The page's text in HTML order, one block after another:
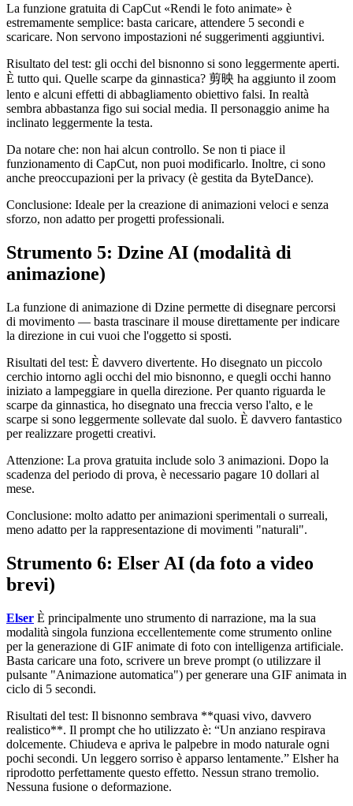
La funzione gratuita di CapCut «Rendi le foto animate» è
estremamente semplice: basta caricare, attendere 5 secondi e
scaricare. Non servono impostazioni né suggerimenti aggiuntivi.
Risultato del test: gli occhi del bisnonno si sono leggermente aperti.
È tutto qui. Quelle scarpe da ginnastica? 剪映 ha aggiunto il zoom
lento e alcuni effetti di abbagliamento obiettivo falsi. In realtà
sembra abbastanza figo sui social media. Il personaggio anime ha
inclinato leggermente la testa.
Da notare che: non hai alcun controllo. Se non ti piace il
funzionamento di CapCut, non puoi modificarlo. Inoltre, ci sono
anche preoccupazioni per la privacy (è gestita da ByteDance).
Conclusione: Ideale per la creazione di animazioni veloci e senza
sforzo, non adatto per progetti professionali.
Strumento 5: Dzine AI (modalità di
animazione)
La funzione di animazione di Dzine permette di disegnare percorsi
di movimento — basta trascinare il mouse direttamente per indicare
la direzione in cui vuoi che l'oggetto si sposti.
Risultati del test: È davvero divertente. Ho disegnato un piccolo
cerchio intorno agli occhi del mio bisnonno, e quegli occhi hanno
iniziato a lampeggiare in quella direzione. Per quanto riguarda le
scarpe da ginnastica, ho disegnato una freccia verso l'alto, e le
scarpe si sono leggermente sollevate dal suolo. È davvero fantastico
per realizzare progetti creativi.
Attenzione: La prova gratuita include solo 3 animazioni. Dopo la
scadenza del periodo di prova, è necessario pagare 10 dollari al
mese.
Conclusione: molto adatto per animazioni sperimentali o surreali,
meno adatto per la rappresentazione di movimenti "naturali".
Strumento 6: Elser AI (da foto a video
brevi)
Elser È principalmente uno strumento di narrazione, ma la sua
modalità singola funziona eccellentemente come strumento online
per la generazione di GIF animate di foto con intelligenza artificiale.
Basta caricare una foto, scrivere un breve prompt (o utilizzare il
pulsante "Animazione automatica") per generare una GIF animata in
ciclo di 5 secondi.
Risultati del test: Il bisnonno sembrava **quasi vivo, davvero
realistico**. Il prompt che ho utilizzato è: “Un anziano respirava
dolcemente. Chiudeva e apriva le palpebre in modo naturale ogni
pochi secondi. Un leggero sorriso è apparso lentamente.” Elsher ha
riprodotto perfettamente questo effetto. Nessun strano tremolio.
Nessuna fusione o deformazione.